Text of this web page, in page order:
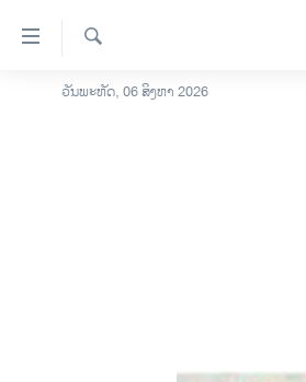
ລິ້ງ
ສຳຫລັບ
ໂຮມເພຈ
ຄົ້ນຫາ
ວັນພະຫັດ, 06 ສິງຫາ 2026